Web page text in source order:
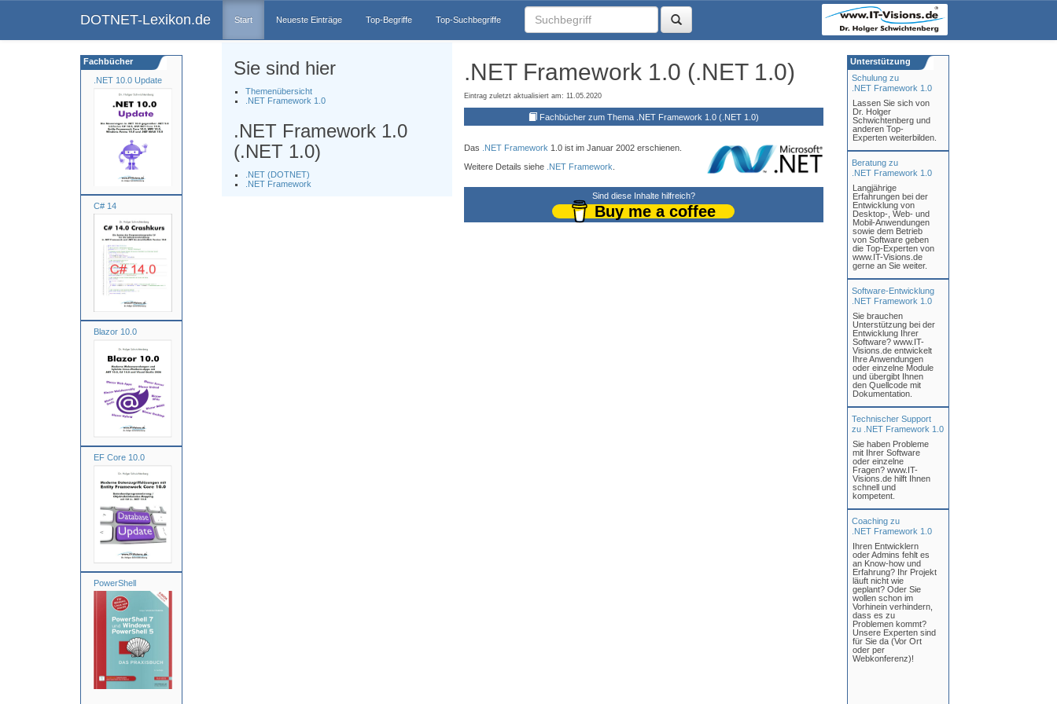
DOTNET-Lexikon.de Start Neueste Einträge Top-Begriffe Top-Suchbegriffe
.NET 10.0 Update
C# 14
Blazor 10.0
EF Core 10.0
PowerShell
Fachbücher Sie sind hier
Themenübersicht
.NET Framework 1.0
.NET Framework 1.0
(.NET 1.0)
.NET (DOTNET)
.NET Framework
.NET Framework 1.0 (.NET 1.0)
Eintrag zuletzt aktualisiert am: 11.05.2020
Fachbücher zum Thema .NET Framework 1.0 (.NET 1.0)
Das .NET Framework 1.0 ist im Januar 2002 erschienen.
Weitere Details siehe .NET Framework
Sind diese Inhalte hilfreich?
Buy me a coffee
Schulung zu
.NET Framework 1.0
Lassen Sie sich von
Dr. Holger
Schwichtenberg und
anderen Top-
Experten weiterbilden.
Beratung zu
.NET Framework 1.0
Langjährige
Erfahrungen bei der
Entwicklung von
Desktop-, Web- und
Mobil-Anwendungen
sowie dem Betrieb
von Software geben
die Top-Experten von
www.IT-Visions.de
gerne an Sie weiter.
Software-Entwicklung
.NET Framework 1.0
Sie brauchen
Unterstützung bei der
Entwicklung Ihrer
Software? www.IT-
Visions.de entwickelt
Ihre Anwendungen
oder einzelne Module
und übergibt Ihnen
den Quellcode mit
Dokumentation.
Technischer Support
zu .NET Framework 1.0
Sie haben Probleme
mit Ihrer Software
oder einzelne
Fragen? www.IT-
Visions.de hilft Ihnen
schnell und
kompetent.
Coaching zu
.NET Framework 1.0
Ihren Entwicklern
oder Admins fehlt es
an Know-how und
Erfahrung? Ihr Projekt
läuft nicht wie
geplant? Oder Sie
wollen schon im
Vorhinein verhindern,
dass es zu
Problemen kommt?
Unsere Experten sind
für Sie da (Vor Ort
oder per
Webkonferenz)!
Unterstützung